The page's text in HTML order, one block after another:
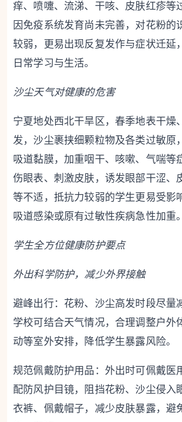
痒、喷嚏、流涕、干咳、皮肤红疹等
因免疫系统发育尚未完善，对花粉的
较弱，更易出现反复发作与症状迁延
日常学习与生活。
沙尘天气对健康的危害
宁夏地处西北干旱区，春季地表干燥
发，沙尘裹挟细颗粒物及各类过敏原
吸道黏膜，加重咽干、咳嗽、气喘等
伤眼表、刺激皮肤，诱发眼部干涩、
等不适，抵抗力较弱的学生更易受影
吸道感染或原有过敏性疾病急性加重。
学生全方位健康防护要点
外出科学防护，减少外界接触
避峰出行：花粉、沙尘高发时段尽量
学校可结合天气情况，合理调整户外
动等室外安排，降低学生暴露风险。
规范佩戴防护用品：外出时可佩戴医
配防风护目镜，阻挡花粉、沙尘侵入
衣裤、佩戴帽子，减少皮肤暴露，避